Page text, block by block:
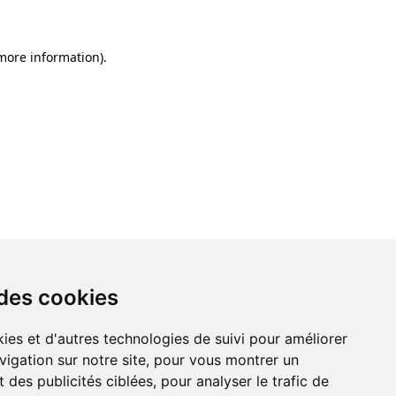
cookies
et d'autres technologies de suivi pour améliorer
sur notre site, pour vous montrer un
des publicités ciblées, pour analyser le trafic de
information).